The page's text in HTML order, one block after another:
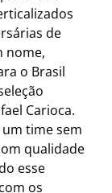
de
nome,
o Brasil
Carioca.
um time sem
qualidade
esse
os